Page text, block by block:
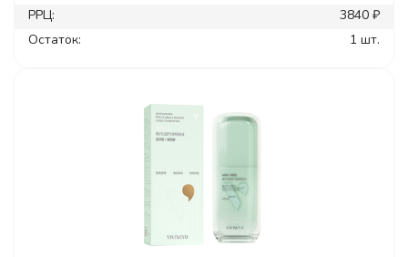
РРЦ:
3840 ₽
Остаток:
1 шт.